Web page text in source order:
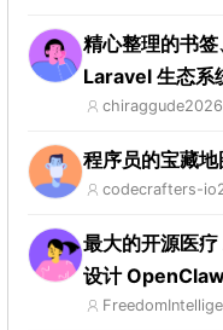
精心整理的书
Laravel 生态系
chiraggude
程序员的宝藏
codecrafters-io
最大的开源医
设计